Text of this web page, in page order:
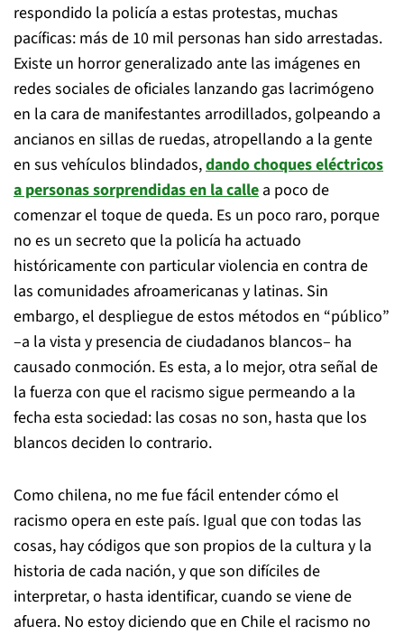
respondido la policía a estas protestas, muchas
pacíficas: más de 10 mil personas han sido arrestadas.
Existe un horror generalizado ante las imágenes en
redes sociales de oficiales lanzando gas lacrimógeno
en la cara de manifestantes arrodillados, golpeando a
ancianos en sillas de ruedas, atropellando a la gente
en sus vehículos blindados,dando choques eléctricos
a personas sorprendidas en la calle a poco de
comenzar el toque de queda. Es un poco raro, porque
no es un secreto que la policía ha actuado
históricamente con particular violencia en contra de
las comunidades afroamericanas y latinas. Sin
embargo, el despliegue de estos métodos en “público”
–a la vista y presencia de ciudadanos blancos– ha
causado conmoción. Es esta, a lo mejor, otra señal de
la fuerza con que el racismo sigue permeando a la
fecha esta sociedad: las cosas no son, hasta que los
blancos deciden lo contrario.
Como chilena, no me fue fácil entender cómo el
racismo opera en este país. Igual que con todas las
cosas, hay códigos que son propios de la cultura y la
historia de cada nación, y que son difíciles de
interpretar, o hasta identificar, cuando se viene de
afuera. No estoy diciendo que en Chile el racismo no